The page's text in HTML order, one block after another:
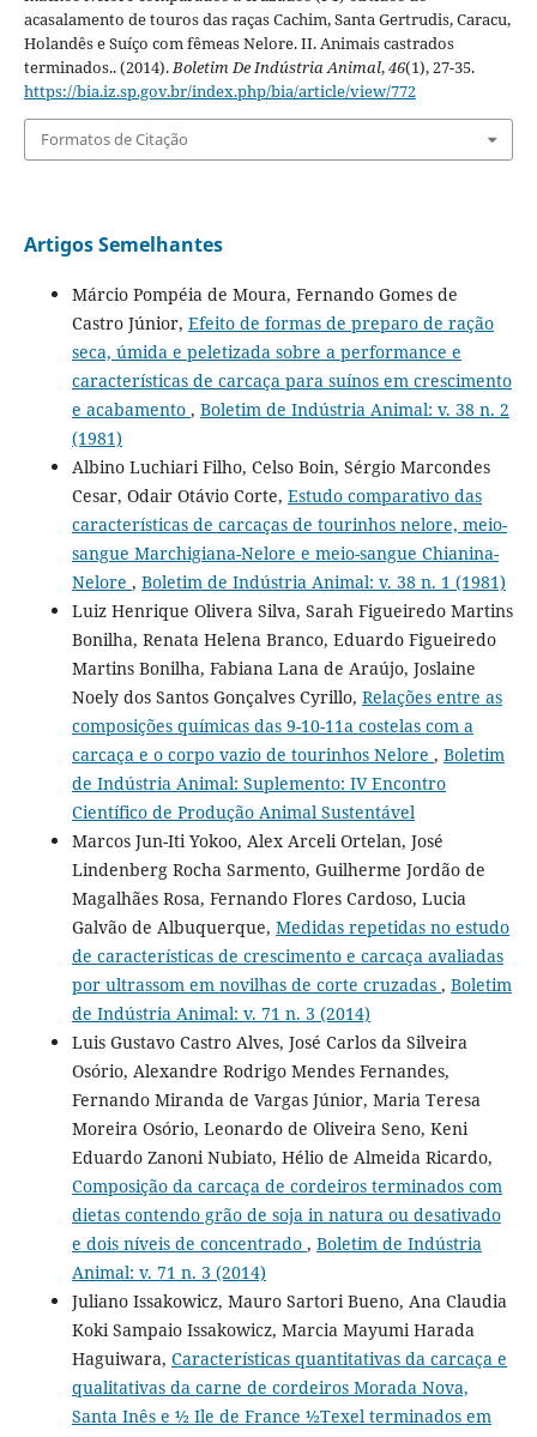
acasalamento de touros das raças Cachim, Santa Gertrudis, Caracu,
Holandês e Suíço com fêmeas Nelore. II. Animais castrados
terminados.. (2014).Boletim De Indústria Animal,46(1), 27-35.
https://bia.iz.sp.gov.br/index.php/bia/article/view/772
Formatos de Citação
Artigos Semelhantes
Márcio Pompéia de Moura, Fernando Gomes de
Castro Júnior, Efeito de formas de preparo de ração
seca, úmida e peletizada sobre a performance e
características de carcaça para suínos em crescimento
e acabamento , Boletim de Indústria Animal: v. 38 n. 2
(1981)
Albino Luchiari Filho, Celso Boin, Sérgio Marcondes
Cesar, Odair Otávio Corte, Estudo comparativo das
características de carcaças de tourinhos nelore, meio-
sangue Marchigiana-Nelore e meio-sangue Chianina-
Nelore , Boletim de Indústria Animal: v. 38 n. 1 (1981)
Luiz Henrique Olivera Silva, Sarah Figueiredo Martins
Bonilha, Renata Helena Branco, Eduardo Figueiredo
Martins Bonilha, Fabiana Lana de Araújo, Joslaine
Noely dos Santos Gonçalves Cyrillo, Relações entre as
composições químicas das 9-10-11a costelas com a
carcaça e o corpo vazio de tourinhos Nelore , Boletim
de Indústria Animal: Suplemento: IV Encontro
Científico de Produção Animal Sustentável
Marcos Jun-Iti Yokoo, Alex Arceli Ortelan, José
Lindenberg Rocha Sarmento, Guilherme Jordão de
Magalhães Rosa, Fernando Flores Cardoso, Lucia
Galvão de Albuquerque, Medidas repetidas no estudo
de características de crescimento e carcaça avaliadas
por ultrassom em novilhas de corte cruzadas , Boletim
de Indústria Animal: v. 71 n. 3 (2014)
Luis Gustavo Castro Alves, José Carlos da Silveira
Osório, Alexandre Rodrigo Mendes Fernandes,
Fernando Miranda de Vargas Júnior, Maria Teresa
Moreira Osório, Leonardo de Oliveira Seno, Keni
Eduardo Zanoni Nubiato, Hélio de Almeida Ricardo,
Composição da carcaça de cordeiros terminados com
dietas contendo grão de soja in natura ou desativado
e dois níveis de concentrado , Boletim de Indústria
Animal: v. 71 n. 3 (2014)
Juliano Issakowicz, Mauro Sartori Bueno, Ana Claudia
Koki Sampaio Issakowicz, Marcia Mayumi Harada
Haguiwara, Características quantitativas da carcaça e
qualitativas da carne de cordeiros Morada Nova,
Santa Inês e ½ Ile de France ½Texel terminados em